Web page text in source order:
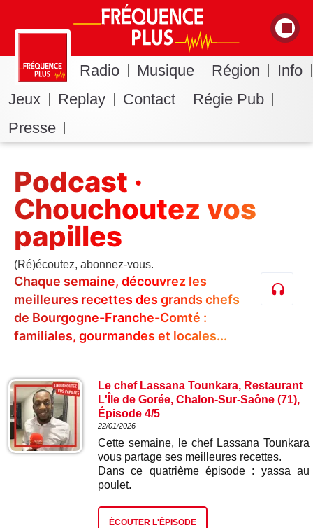
Radio Musique Région
Info
Jeux
Replay Contact
Régie Pub
Presse
Podcast ·
Chouchoutez vos
papilles
(Ré)écoutez, abonnez-vous.
Chaque semaine, découvrez les
meilleures recettes des grands chefs
de Bourgogne-Franche-Comté :
familiales, gourmandes et locales...
Le chef Lassana Tounkara, Restaurant
L'Île de Gorée, Chalon-Sur-Saône (71),
Épisode 4/5
22/01/2026
Cette semaine, le chef Lassana Tounkara
vous partage ses meilleures recettes.
Dans ce quatrième épisode : yassa au
poulet.
ÉCOUTER L'ÉPISODE